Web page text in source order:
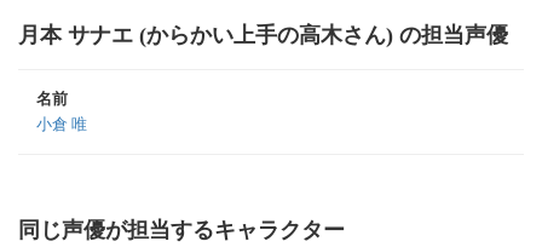
月本 サナエ (からかい上手の高木さん) の担当声優
名前
小倉 唯
同じ声優が担当するキャラクター